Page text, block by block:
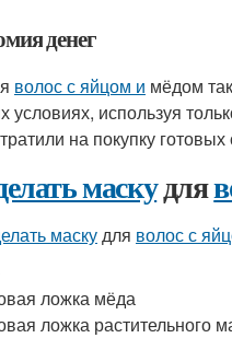
денег
волос с яйцом и мёдом
условиях, используя
на покупку готовых
маскудля
маскудля волос с
ложка мёда
ложка растительного